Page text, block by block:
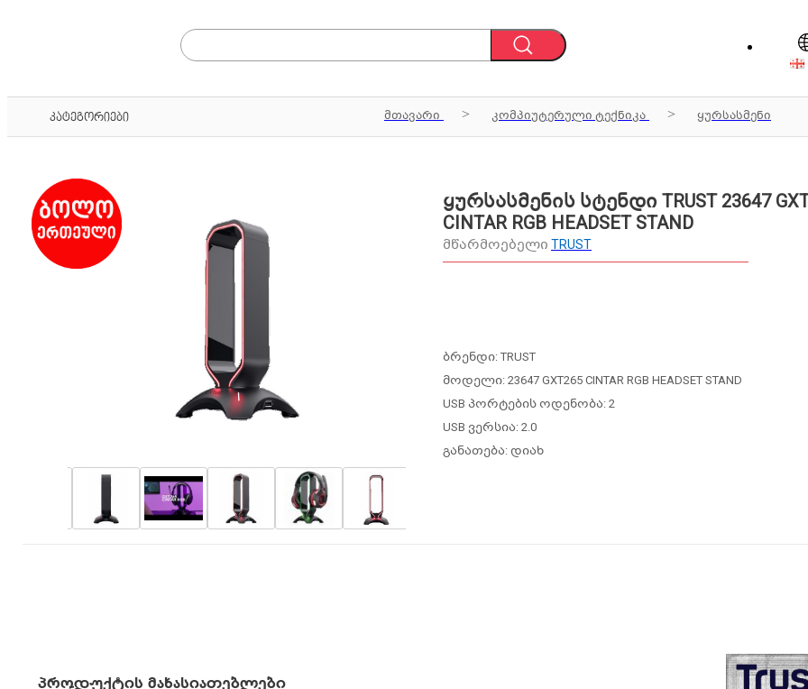
კატეგორიები მთავარი კომპიუტერული ტექნიკა ყურსასმენი
ყურსასმენის სტენდი TRUST 23647
CINTAR RGB HEADSET STAND
მწარმოებელი TRUST
ბრენდი: TRUST
მოდელი: 23647 GXT265 CINTAR RGB HEADSET STAND
USB პორტების ოდენობა: 2
USB ვერსია: 2.0
განათება: დიახ
პროდუქტის მახასიათებლები